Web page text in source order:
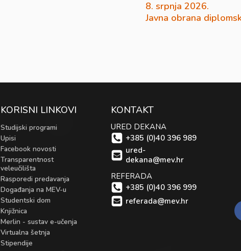
8. srpnja 2026.
Javna obrana
KORISNI LINKOVI
Studijski programi
Upisi
Facebook novosti
Transparentnost
veleučilišta
Rasporedi predavanja
Događanja na MEV-u
Studentski dom
Knjižnica
Merlin - sustav e-učenja
Virtualna šetnja
Stipendije
KONTAKT
URED DEKANA
+385 (0)40 396 989
ured-
dekana@mev.hr
REFERADA
+385 (0)40 396 999
referada@mev.hr